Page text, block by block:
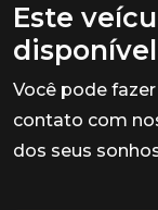
Este
Você pode
contato com
dos seus